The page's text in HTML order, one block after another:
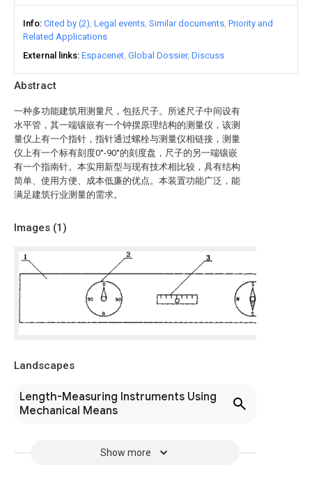
Abstract
一种多功能建筑用测量尺，包括尺子。所述尺子中间设有
水平管，其一端镶嵌有一个钟摆原理结构的测量仪，该测
量仪上有一个指针，指针通过螺栓与测量仪相链接，测量
仪上有一个标有刻度0°-90°的刻度盘，尺子的另一端镶嵌
有一个指南针。本实用新型与现有技术相比较，具有结构
简单、使用方便、成本低廉的优点。本装置功能广泛，能
满足建筑行业测量的需求。
Images (1)
Landscapes
Length-Measuring Instruments Using
Mechanical Means
Show more
Info Cited by (2) Legal events Similar documents Priority and
Related Applications
External links Espacenet Global Dossier Discuss